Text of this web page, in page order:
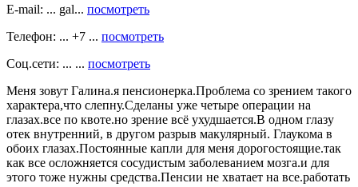
E-mail: ... gal... посмотреть
Телефон: ... +7 ... посмотреть
Соц.сети: ... ... посмотреть
Меня зовут Галина.я пенсионерка.Проблема со зрением такого
характера,что слепну.Сделаны уже четыре операции на
глазах.все по квоте.но зрение всё ухудшается.В одном глазу
отек внутренний, в другом разрыв макулярный. Глаукома в
обоих глазах.Постоянные капли для меня дорогостоящие.так
как все осложняется сосудистым заболеванием мозга.и для
этого тоже нужны средства.Пенсии не хватает на все.работать